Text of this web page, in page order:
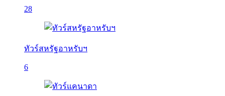
28
ทัวร์สหรัฐอาหรับฯ
6